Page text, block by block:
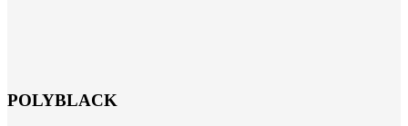
POLYBLACK